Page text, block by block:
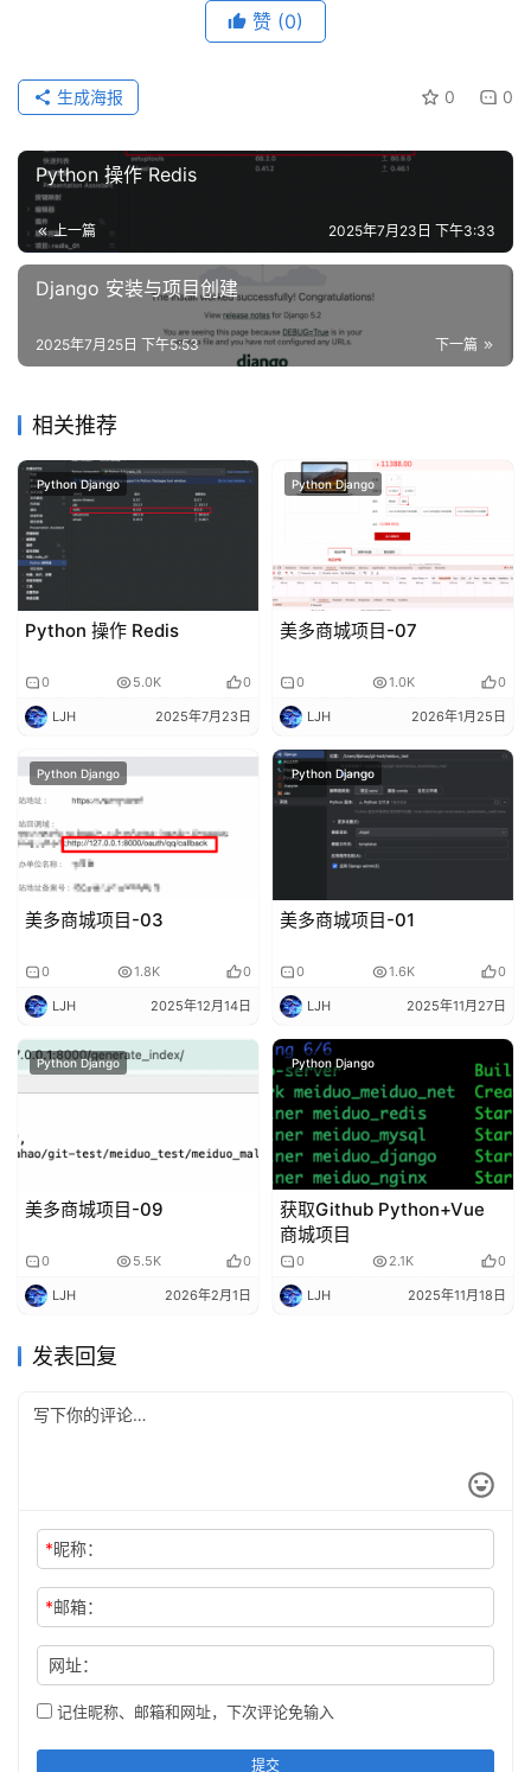
赞 (0)
0 0
生成海报
Python 操作 Redis
上一篇 2025年7月23日 下午3:33
Django 安装与项目创建
下一篇
2025年7月25日 下午5:53
相关推荐
Python Django
Python 操作 Redis
0 5.0K 0
LJH 2025年7月23日
Python Django
美多商城项目-07
0 1.0K 0
LJH 2026年1月25日
Python Django
美多商城项目-03
0 1.8K 0
LJH 2025年12月14日
Python Django
美多商城项目-01
0 1.6K 0
LJH 2025年11月27日
Python Django
美多商城项目-09
0 5.5K 0
LJH 2026年2月1日
Python Django
获取Github Python+Vue
商城项目
0 2.1K 0
LJH 2025年11月18日
发表回复
*昵称：
*邮箱：
网址：
记住昵称、邮箱和网址，下次评论免输入
提交